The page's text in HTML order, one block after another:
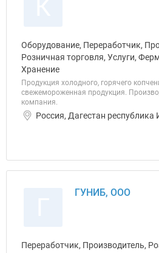
Оборудование, Переработчик,
Розничная торговля, Услуги,
Хранение
Продукция холодного, горячего
свежемороженная продукция.
компания.
Россия, Дагестан республика
ГУНИБ, ООО
Переработчик, Производитель,